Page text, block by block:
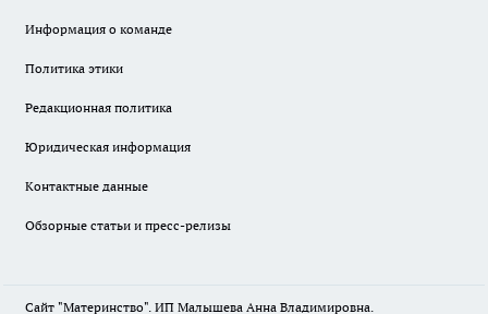
Информация о команде
Политика этики
Редакционная политика
Юридическая информация
Контактные данные
Обзорные статьи и пресс-релизы
Сайт "Материнство". ИП Малышева Анна Владимировна.